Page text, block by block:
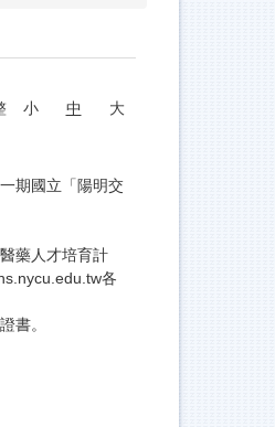
小 中
大
期國立「陽明交
藥人才培育計
各
書。